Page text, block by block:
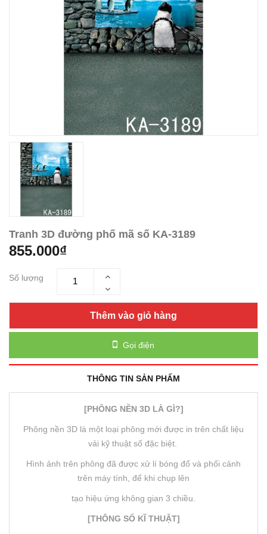
Tranh 3D đường phố mã số KA-3189
855.000₫
Số lượng
Thêm vào giỏ hàng
Gọi điện
THÔNG TIN SẢN PHẨM
[PHÔNG NỀN 3D LÀ GÌ?]
Phông nền 3D là một loại phông mới được in trên chất liệu
vải kỹ thuật số đặc biệt.
Hình ảnh trên phông đã được xử lí bóng đổ và phối cảnh
trên máy tính, để khi chụp lên
tạo hiệu ứng không gian 3 chiều.
[THÔNG SỐ KĨ THUẬT]